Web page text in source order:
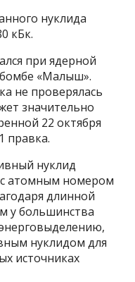
нуклида
кБк.
приядерной
«Малыш».
не проверялась
значительно
22 октября
1 правка.
нуклид
сатомным номером
длинной
у большинства
нуклидом для
источниках